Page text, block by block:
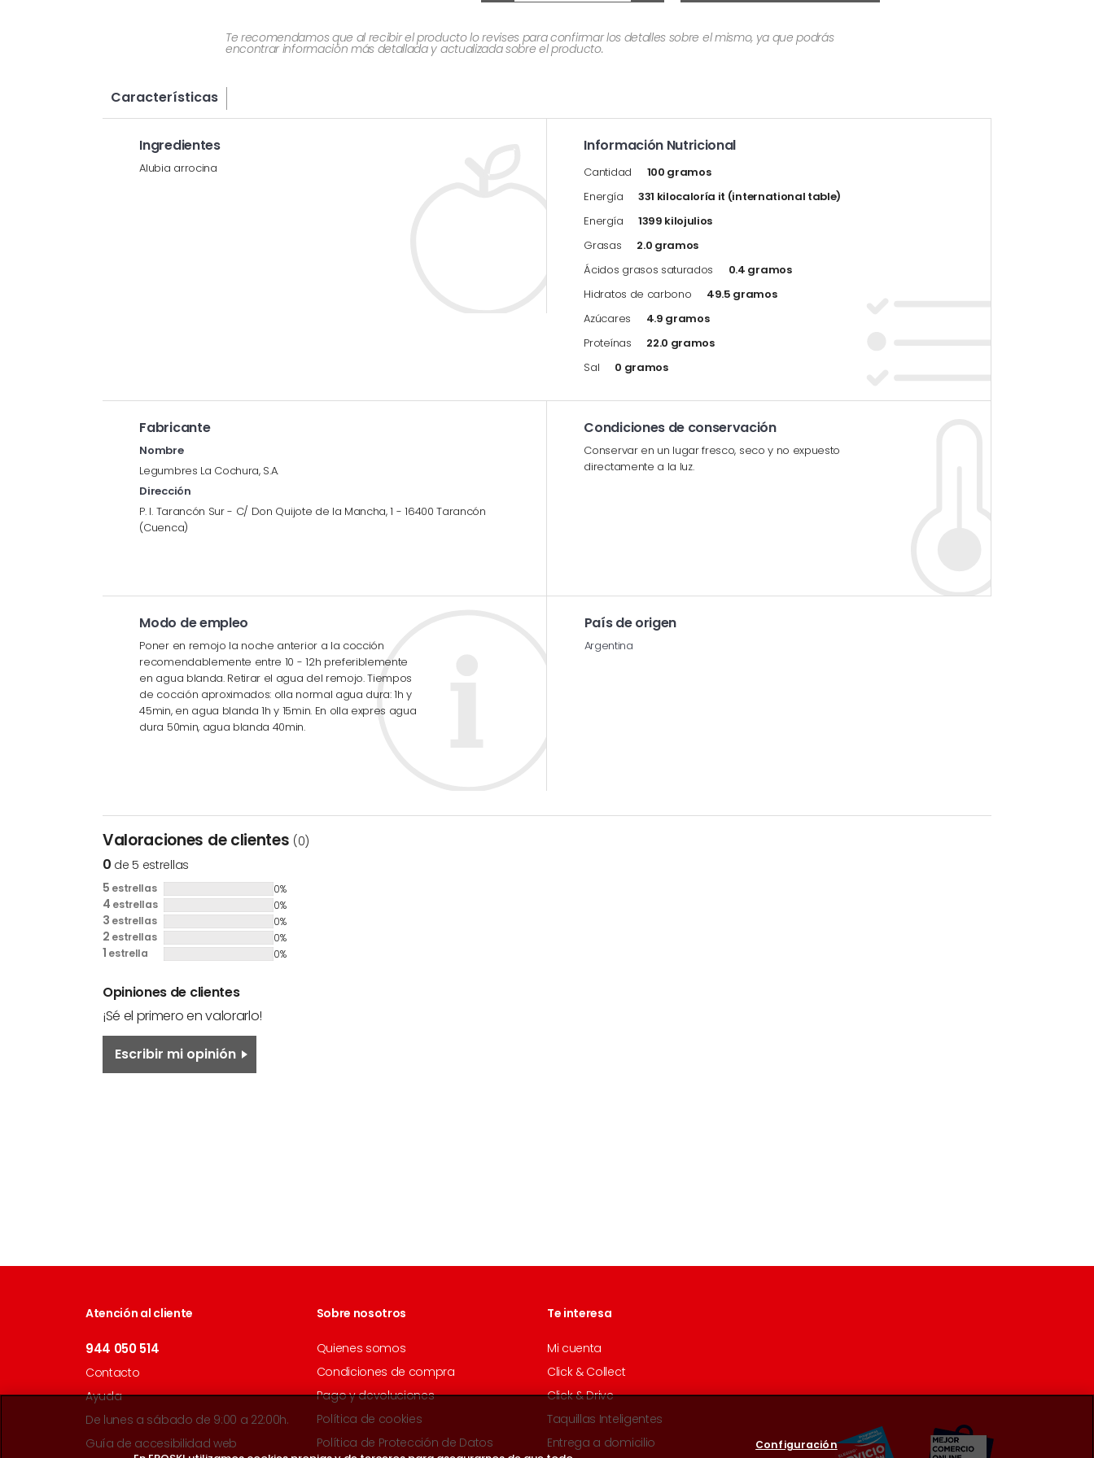
Te recomendamos que al recibir el producto lo revises para confirmar los detalles sobre el mismo, ya que podrás
encontrar información más detallada y actualizada sobre el producto.
Características
Ingredientes
Alubia arrocina
Información Nutricional
Cantidad
100 gramos
Energía
331 kilocaloría it (international table)
Energía
1399 kilojulios
Grasas
2.0 gramos
Ácidos grasos saturados
0.4 gramos
Hidratos de carbono
49.5 gramos
Azúcares
4.9 gramos
Proteínas
22.0 gramos
Sal
0 gramos
Fabricante
Nombre
Legumbres La Cochura, S.A.
Dirección
P. I. Tarancón Sur - C/ Don Quijote de la Mancha, 1 - 16400 Tarancón
(Cuenca)
Condiciones de conservación
Conservar en un lugar fresco, seco y no expuesto
directamente a la luz.
Modo de empleo
Poner en remojo la noche anterior a la cocción
recomendablemente entre 10 - 12h preferiblemente
en agua blanda. Retirar el agua del remojo. Tiempos
de cocción aproximados: olla normal agua dura: 1h y
45min, en agua blanda 1h y 15min. En olla expres agua
dura 50min, agua blanda 40min.
País de origen
Argentina
Valoraciones de clientes (0)
0 de 5 estrellas
5 estrellas 0%
4 estrellas 0%
3 estrellas 0%
2 estrellas 0%
1 estrella 0%
Opiniones de clientes
¡Sé el primero en valorarlo!
Escribir mi opinión
Atención al cliente
944 050 514
Contacto
Ayuda
De lunes a sábado de 9:00 a 22:00h.
Guía de accesibilidad web
Sobre nosotros
Quienes somos
Condiciones de compra
Pago y devoluciones
Política de cookies
Política de Protección de Datos
Te interesa
Mi cuenta
Click & Collect
Click & Drive
Taquillas Inteligentes
Entrega a domicilio
Configuración